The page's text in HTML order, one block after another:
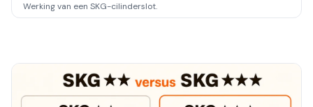
Werking van een SKG-cilinderslot.